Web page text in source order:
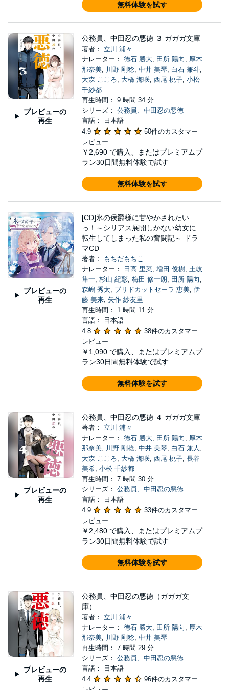
無料体験を試す
プレビューの
再生
公務員、中田忍の悪徳 ３ ガガガ文庫
著者： 立川 浦々
ナレーター： 德石 勝大, 田所 陽向 , 厚木
那奈美, 川野 剛稔, 中井 美琴, 白石 兼斗,
大森 こころ, 大橋 海咲, 西尾 桃子, 小松
千紗都
再生時間： 9 時間 34 分
シリーズ： 公務員、中田忍の悪徳
言語： 日本語
4.9
50件のカスタマー
レビュー
￥2,690 で購入、またはプレミアムプ
ラン30日間無料体験で試す
無料体験を試す
プレビューの
再生
[CD]氷の侯爵様に甘やかされたい
っ！～シリアス展開しかない幼女に
転生してしまった私の奮闘記～ ドラ
マCD
著者：
もちだもちこ
ナレーター：
日高 里菜, 増田 俊樹, 土岐
隼一, 杉山 紀彰, 梅田 修一朗, 田所 陽向 ,
森嶋 秀太, ブリドカットセーラ 恵美, 伊
藤 美来, 矢作 紗友里
再生時間： 1 時間 11 分
言語： 日本語
4.8
38件のカスタマー
レビュー
￥1,090 で購入、またはプレミアムプ
ラン30日間無料体験で試す
無料体験を試す
プレビューの
再生
公務員、中田忍の悪徳 ４ ガガガ文庫
著者： 立川 浦々
ナレーター： 德石 勝大, 田所 陽向 , 厚木
那奈美, 川野 剛稔, 中井 美琴, 白石 兼人 ,
大森 こころ, 大橋 海咲, 西尾 桃子, 長谷
美希, 小松 千紗都
再生時間： 7 時間 30 分
シリーズ： 公務員、中田忍の悪徳
言語： 日本語
4.9
33件のカスタマー
レビュー
￥2,480 で購入、またはプレミアムプ
ラン30日間無料体験で試す
無料体験を試す
プレビューの
再生
公務員、中田忍の悪徳（ガガガ文
庫）
著者： 立川 浦々
ナレーター： 德石 勝大, 田所 陽向 , 厚木
那奈美, 川野 剛稔, 中井 美琴
再生時間： 7 時間 29 分
シリーズ： 公務員、中田忍の悪徳
言語： 日本語
4.4
96件のカスタマー